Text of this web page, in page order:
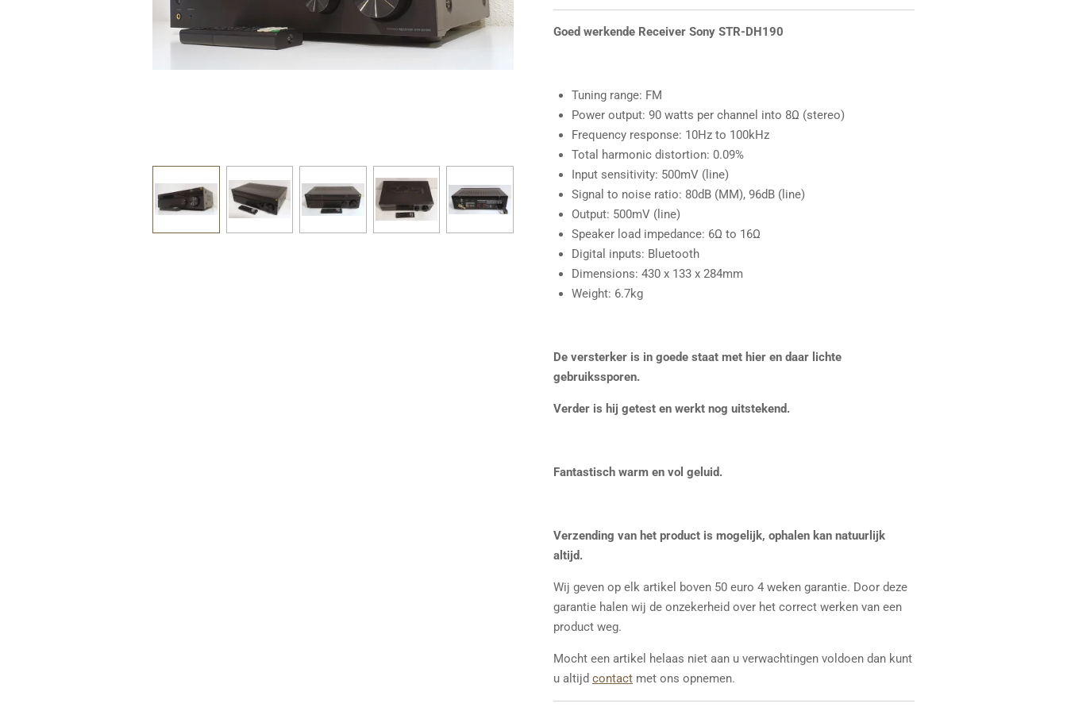
Goed werkende Receiver Sony STR-DH190
Tuning range: FM
Power output: 90 watts per channel into 8Ω (stereo)
Frequency response: 10Hz to 100kHz
Total harmonic distortion: 0.09%
Input sensitivity: 500mV (line)
Signal to noise ratio: 80dB (MM), 96dB (line)
Output: 500mV (line)
Speaker load impedance: 6Ω to 16Ω
Digital inputs: Bluetooth
Dimensions: 430 x 133 x 284mm
Weight: 6.7kg
De versterker is in goede staat met hier en daar lichte
gebruikssporen.
Verder is hij getest en werkt nog uitstekend.
Fantastisch warm en vol geluid.
Verzending van het product is mogelijk, ophalen kan natuurlijk
altijd.
Wij geven op elk artikel boven 50 euro 4 weken garantie. Door deze
garantie halen wij de onzekerheid over het correct werken van een
product weg.
Mocht een artikel helaas niet aan u verwachtingen voldoen dan kunt
u altijd contact met ons opnemen.